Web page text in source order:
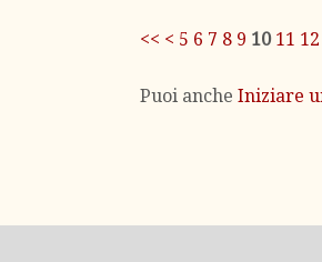
<< < 5 6 7 8 9 10 11 12
Puoi ancheIniziare